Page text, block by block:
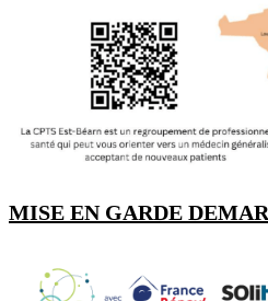
MISE EN GARDE